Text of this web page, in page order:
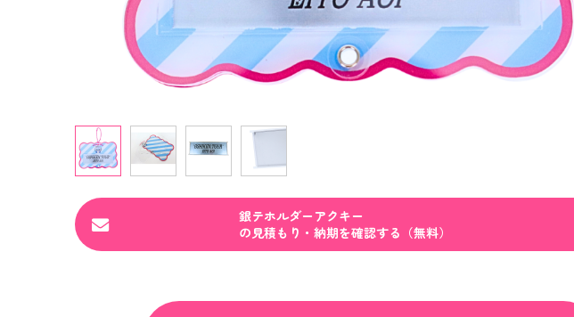
銀テホルダーアクキー
の見積もり・納期を確認する（無料）